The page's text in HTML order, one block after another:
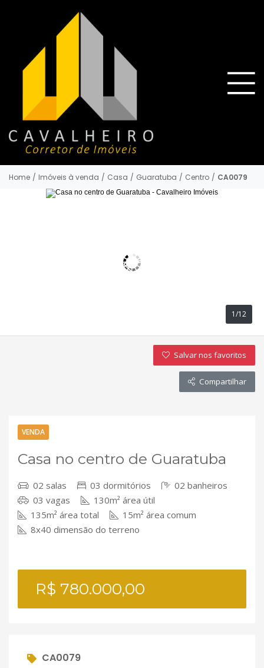
Home / Imóveis à venda / Casa / Guaratuba / Centro / CA0079
1/12
Salvar nos favoritos
Compartilhar
VENDA
Casa no centro de Guaratuba
02 salas 03 dormitórios
02 banheiros
03 vagas
130m² área útil
135m² área total
15m² área comum
8x40 dimensão do terreno
R$ 780.000,00
CA0079